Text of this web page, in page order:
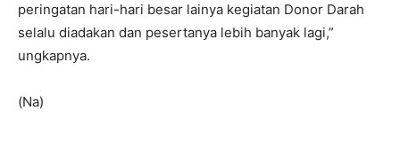
peringatan hari-hari besar lainya kegiatan Donor Darah
selalu diadakan dan pesertanya lebih banyak lagi,”
ungkapnya.
(Na)